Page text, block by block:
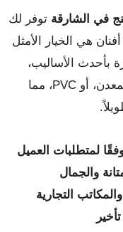
في الشارقة توفر لك
هي الخيار الأمثل
بأحدث الأساليب،
سواء كانت مصنوعة من الجبس بورد، المعدن، أو PVC، مما
لمتطلبات العميل
والجمال
التجارية